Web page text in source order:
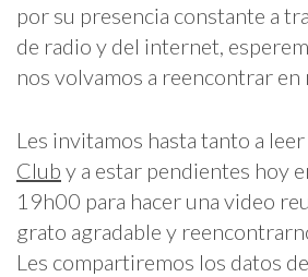
por su presencia constante a
de radio y del internet,
nos volvamos a reencontrar
Les invitamos hasta tanto a leer
Club y a estar pendientes hoy
19h00 para hacer una video
grato agradable y
Les compartiremos los datos